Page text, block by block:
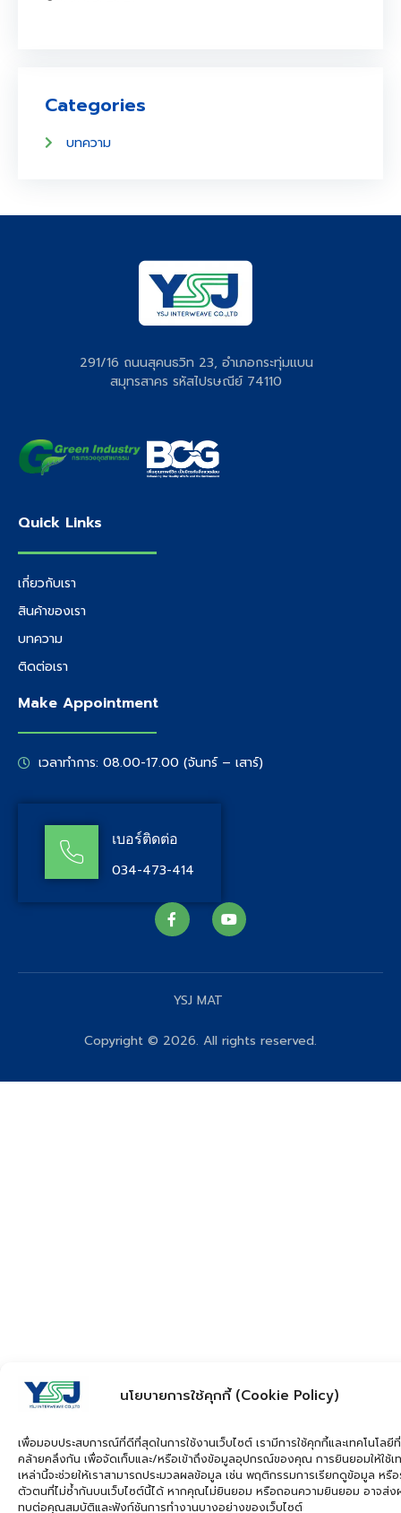
นโยบายการใช้คุกกี้ (Cookie Policy)
เพื่อมอบประสบการณ์ที่ดีที่สุดในการใช้งานเว็บไซต์ เรามีการใช้คุกกี้และเทคโนโลยีที่
คล้ายคลึงกัน เพื่อจัดเก็บและ/หรือเข้าถึงข้อมูลอุปกรณ์ของคุณ การยินยอมให้ใช้เ
เหล่านี้จะช่วยให้เราสามารถประมวลผลข้อมูล เช่น พฤติกรรมการเรียกดูข้อมูล หรื
ตัวตนที่ไม่ซ้ำกันบนเว็บไซต์นี้ได้ หากคุณไม่ยินยอม หรือถอนความยินยอม อาจส่ง
ทบต่อคุณสมบัติและฟังก์ชันการทำงานบางอย่างของเว็บไซต์
Categories
บทความ
291/16 ถนนสุคนธวิท 23, อำเภอกระทุ่มแบน
สมุทรสาคร รหัสไปรษณีย์ 74110
Quick Links
เกี่ยวกับเรา
สินค้าของเรา
บทความ
ติดต่อเรา
Make Appointment
เวลาทำการ: 08.00-17.00 (จันทร์ – เสาร์)
เบอร์ติดต่อ
034-473-414
YSJ MAT
Copyright © 2026. All rights reserved.